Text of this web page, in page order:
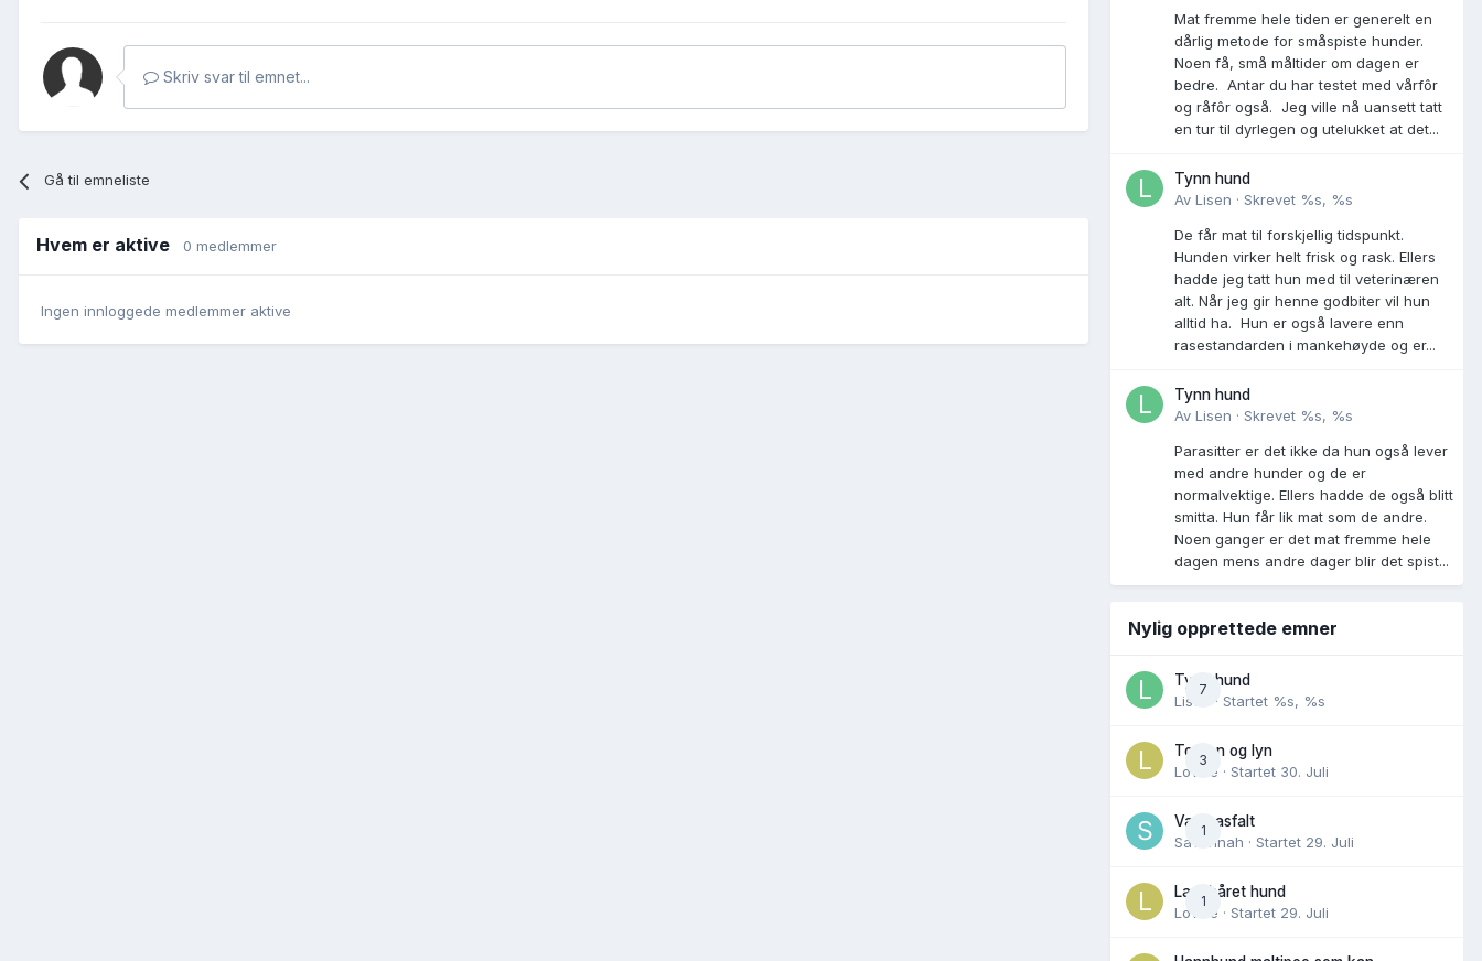
Skriv svar til emnet...
Gå til emneliste
Hvem er aktive 0 medlemmer
Ingen innloggede medlemmer aktive
Mat fremme hele tiden er generelt en
dårlig metode for småspiste hunder.
Noen få, små måltider om dagen er
bedre. Antar du har testet med vårfôr
og råfôr også. Jeg ville nå uansett tatt
en tur til dyrlegen og utelukket at det...
Tynn hund
Av Lisen · Skrevet %s, %s
De får mat til forskjellig tidspunkt.
Hunden virker helt frisk og rask. Ellers
hadde jeg tatt hun med til veterinæren
alt. Når jeg gir henne godbiter vil hun
alltid ha. Hun er også lavere enn
rasestandarden i mankehøyde og er...
Tynn hund
Av Lisen · Skrevet %s, %s
Parasitter er det ikke da hun også lever
med andre hunder og de er
normalvektige. Ellers hadde de også blitt
smitta. Hun får lik mat som de andre.
Noen ganger er det mat fremme hele
dagen mens andre dager blir det spist...
Nylig opprettede emner
7
Tynn hund
Lisen
· Startet %s, %s
3
Torden og lyn
Lovise · Startet 30. Juli
1
Varm asfalt
Savannah · Startet 29. Juli
1
Langhåret hund
Lovise · Startet 29. Juli